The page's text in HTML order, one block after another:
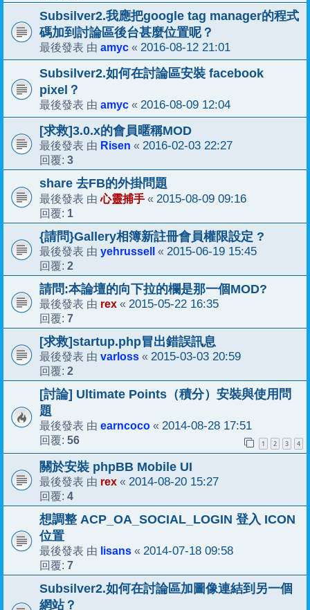
Subsilver2.我應把google tag manager的程式
碼加到討論區後台甚麼位置呢？
最後發表 由 amyc « 2016-08-12 21:01
Subsilver2.如何在討論區安裝 facebook
pixel？
最後發表 由 amyc « 2016-08-09 12:04
[求救]3.0.x的會員暱稱MOD
最後發表 由 Risen « 2016-02-03 22:27
回覆: 3
share 去FB的外掛問題
最後發表 由心靈捕手 « 2015-08-09 09:16
回覆: 1
{請問}Gallery相簿新註冊會員權限設定 ?
最後發表 由 yehrussell « 2015-06-19 15:45
回覆: 2
請問:本論壇的向下拉的欄是那一個MOD?
最後發表 由 rex « 2015-05-22 16:35
回覆: 7
[求救]startup.php冒出錯誤訊息
最後發表 由 varloss « 2015-03-03 20:59
回覆: 2
[討論] Ultimate Points（積分）安裝與使用問
題
最後發表 由 earncoco « 2014-08-28 17:51
回覆: 56 1 2 3 4
關於安裝 phpBB Mobile UI
最後發表 由 rex « 2014-08-20 15:27
回覆: 4
想調整 ACP_OA_SOCIAL_LOGIN 登入 ICON
位置
最後發表 由 lisans « 2014-07-18 09:58
回覆: 7
Subsilver2.如何在討論區加圖像連結到另一個
網站？